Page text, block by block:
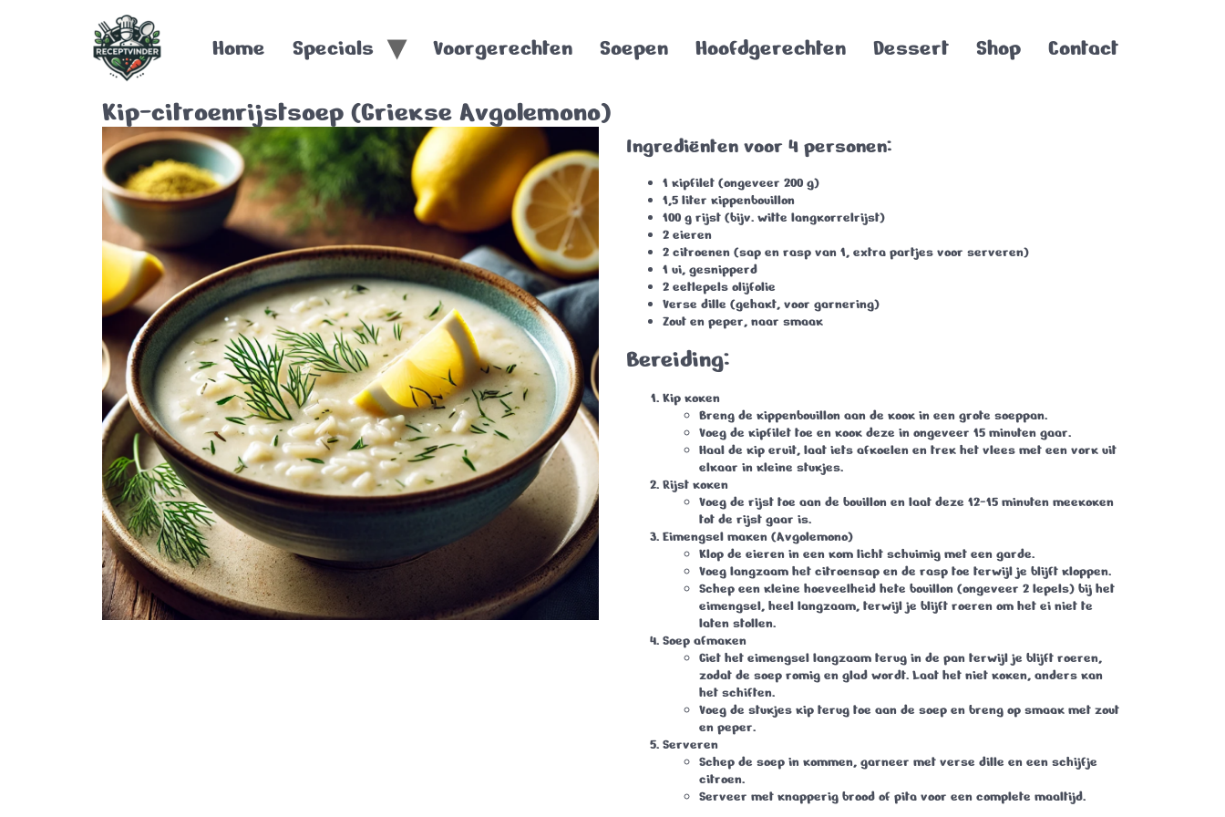
Home Specials Voorgerechten Soepen Hoofdgerechten Dessert Shop Contact
Kip-citroenrijstsoep (Griekse Avgolemono)
Ingrediënten voor 4 personen:
1 kipfilet (ongeveer 200 g)
1,5 liter kippenbouillon
100 g rijst (bijv. witte langkorrelrijst)
2 eieren
2 citroenen (sap en rasp van 1, extra partjes voor serveren)
1 ui, gesnipperd
2 eetlepels olijfolie
Verse dille (gehakt, voor garnering)
Zout en peper, naar smaak
Bereiding:
Kip koken
Breng de kippenbouillon aan de kook in een grote soeppan.
Voeg de kipfilet toe en kook deze in ongeveer 15 minuten gaar.
Haal de kip eruit, laat iets afkoelen en trek het vlees met een vork uit
elkaar in kleine stukjes.
Rijst koken
Voeg de rijst toe aan de bouillon en laat deze 12-15 minuten meekoken
tot de rijst gaar is.
Eimengsel maken (Avgolemono)
Klop de eieren in een kom licht schuimig met een garde.
Voeg langzaam het citroensap en de rasp toe terwijl je blijft kloppen.
Schep een kleine hoeveelheid hete bouillon (ongeveer 2 lepels) bij het
eimengsel, heel langzaam, terwijl je blijft roeren om het ei niet te
laten stollen.
Soep afmaken
Giet het eimengsel langzaam terug in de pan terwijl je blijft roeren,
zodat de soep romig en glad wordt. Laat het niet koken, anders kan
het schiften.
Voeg de stukjes kip terug toe aan de soep en breng op smaak met zout
en peper.
Serveren
Schep de soep in kommen, garneer met verse dille en een schijfje
citroen.
Serveer met knapperig brood of pita voor een complete maaltijd.